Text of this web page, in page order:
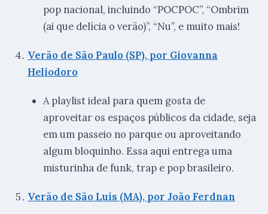
pop nacional, incluindo “POCPOC”, “Ombrim
(ai que delícia o verão)”, “Nu”, e muito mais!
Verão de São Paulo (SP), por Giovanna
Heliodoro
A playlist ideal para quem gosta de
aproveitar os espaços públicos da cidade, seja
em um passeio no parque ou aproveitando
algum bloquinho. Essa aqui entrega uma
misturinha de funk, trap e pop brasileiro.
Verão de São Luís (MA), por João Ferdnan